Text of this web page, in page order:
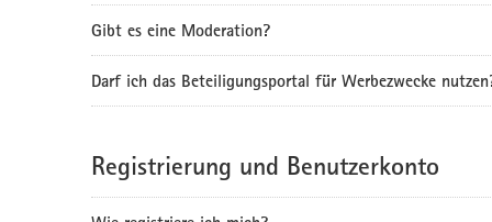
Gibt es eine Moderation?
Darf ich das Beteiligungsportal für Werbezwecke
Registrierung und Benutzerkonto